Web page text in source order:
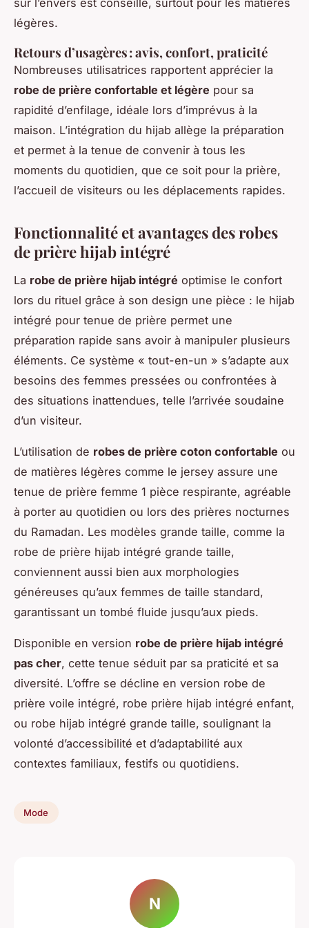
sur l’envers est conseillé, surtout pour les matières
légères.
Retours d’usagères : avis, confort, praticité
Nombreuses utilisatrices rapportent apprécier la
robe de prière confortable et légère pour sa
rapidité d’enfilage, idéale lors d’imprévus à la
maison. L’intégration du hijab allège la préparation
et permet à la tenue de convenir à tous les
moments du quotidien, que ce soit pour la prière,
l’accueil de visiteurs ou les déplacements rapides.
Fonctionnalité et avantages des robes
de prière hijab intégré
La robe de prière hijab intégré optimise le confort
lors du rituel grâce à son design une pièce : le hijab
intégré pour tenue de prière permet une
préparation rapide sans avoir à manipuler plusieurs
éléments. Ce système « tout-en-un » s’adapte aux
besoins des femmes pressées ou confrontées à
des situations inattendues, telle l’arrivée soudaine
d’un visiteur.
L’utilisation de robes de prière coton confortable ou
de matières légères comme le jersey assure une
tenue de prière femme 1 pièce respirante, agréable
à porter au quotidien ou lors des prières nocturnes
du Ramadan. Les modèles grande taille, comme la
robe de prière hijab intégré grande taille,
conviennent aussi bien aux morphologies
généreuses qu’aux femmes de taille standard,
garantissant un tombé fluide jusqu’aux pieds.
Disponible en version robe de prière hijab intégré
pas cher, cette tenue séduit par sa praticité et sa
diversité. L’offre se décline en version robe de
prière voile intégré, robe prière hijab intégré enfant,
ou robe hijab intégré grande taille, soulignant la
volonté d’accessibilité et d’adaptabilité aux
contextes familiaux, festifs ou quotidiens.
Mode
N